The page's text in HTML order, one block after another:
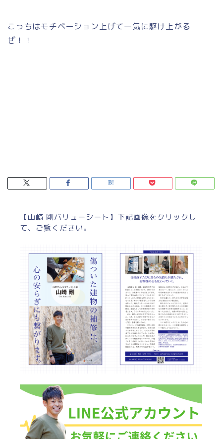
こっちはモチベーション上げて一気に駆け上がる
ぜ！！
【山崎 剛バリューシート】下記画像をクリックし
て、ご覧ください。